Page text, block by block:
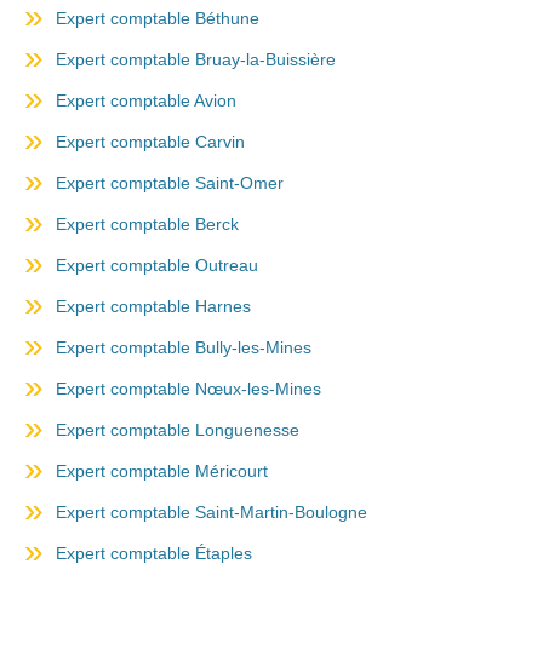
Expert comptable Béthune
Expert comptable Bruay-la-Buissière
Expert comptable Avion
Expert comptable Carvin
Expert comptable Saint-Omer
Expert comptable Berck
Expert comptable Outreau
Expert comptable Harnes
Expert comptable Bully-les-Mines
Expert comptable Nœux-les-Mines
Expert comptable Longuenesse
Expert comptable Méricourt
Expert comptable Saint-Martin-Boulogne
Expert comptable Étaples